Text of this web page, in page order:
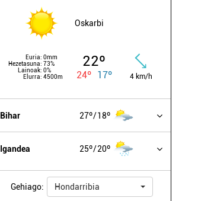
Oskarbi
Euria: 0mm
Hezetasuna: 73%
Lainoak: 0%
Elurra: 4500m
22º
24º 17º 4 km/h
Bihar 27º 18º
Igandea 25º 20º
Gehiago: Hondarribia